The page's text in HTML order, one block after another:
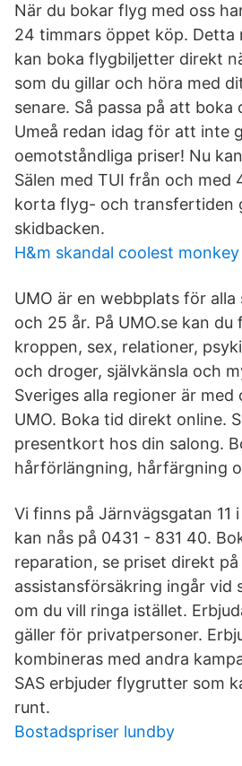
När du bokar flyg med oss
24 timmars öppet köp. Detta
kan boka flygbiljetter direkt
som du gillar och höra med
senare. Så passa på att boka
Umeå redan idag för att inte
oemotståndliga priser! Nu
Sälen med TUI från och med
korta flyg- och transfertiden
skidbacken.
H&m skandal coolest
UMO är en webbplats för alla
och 25 år. På UMO.se kan du
kroppen, sex, relationer,
och droger, självkänsla och
Sveriges alla regioner är
UMO. Boka tid direkt online.
presentkort hos din salong.
hårförlängning, hårfärgning
Vi finns på Järnvägsgatan 11
kan nås på 0431 - 831 40.
reparation, se priset direkt
assistansförsäkring ingår vid
om du vill ringa istället.
gäller för privatpersoner.
kombineras med andra
SAS erbjuder flygrutter som
runt.
Bostadspriser lundby